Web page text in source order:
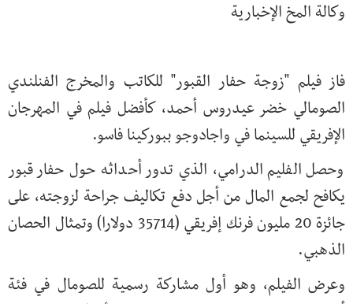
وكالة المخ الإخبارية
فاز فيلم "زوجة حفار القبور" للكاتب والمخرج الفنلندي
الصومالي خضر عيدروس أحمد، كأفضل فيلم في المهرجان
الإفريقي للسينما في واجادوجو ببوركينا فاسو.
وحصل الفليم الدرامي، الذي تدور أحداثه حول حفار قبور
يكافح لجمع المال من أجل دفع تكاليف جراحة لزوجته، على
جائزة 20 مليون فرنك إفريقي (35714 دولارا) وتمثال الحصان
الذهبي.
وعرض الفيلم، وهو أول مشاركة رسمية للصومال في فئة